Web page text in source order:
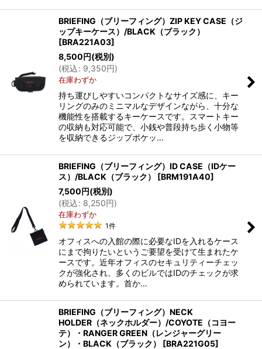
BRIEFING（ブリーフィング）ZIP KEY CASE（ジ
ップキーケース）/BLACK（ブラック）
[BRA221A03]
8,500円(税別)
(税込: 9,350円)
在庫わずか
持ち運びしやすいコンパクトなサイズ感に、キー
リングのみのミニマルなデザインながら、十分な
機能性を搭載するキーケースです。スマートキー
の収納も対応可能で、小銭や普段持ち歩く小物等
を収納できるジップポケッ…
BRIEFING（ブリーフィング）ID CASE（IDケー
ス）/BLACK（ブラック）
[BRM191A40]
7,500円(税別)
(税込: 8,250円)
在庫わずか
1件
オフィスへの入館の際に必要なIDを入れるケース
にまで拘りたいというご要望を受けて生まれたケ
ースです。近年オフィスのセキュリティーチェッ
クが強化され、多くのビルではIDのチェックが求
められています。首か…
BRIEFING（ブリーフィング）NECK
HOLDER（ネックホルダー）/COYOTE（コヨー
テ）・RANGER GREEN（レンジャーグリー
ン）・BLACK（ブラック）
[BRA221G05]